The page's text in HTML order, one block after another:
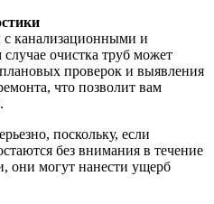
канализационными и
очистка труб может
проверок и выявления
что позволит вам
поскольку, если
без внимания в течение
они могут нанести ущерб